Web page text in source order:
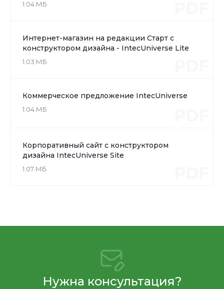
1.04 МБ
Интернет-магазин на редакции Старт с
конструктором дизайна - IntecUniverse Lite
1.03 МБ
Коммерческое предложение IntecUniverse
1.04 МБ
Корпоративный сайт с конструктором
дизайна IntecUniverse Site
1.07 МБ
Нужна консультация?